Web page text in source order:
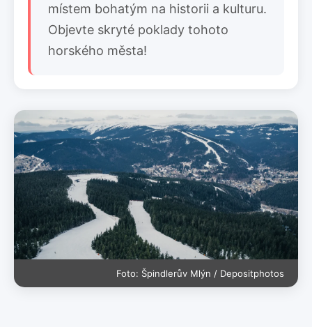
místem bohatým na historii a kulturu.
Objevte skryté poklady tohoto
horského města!
Foto: Špindlerův Mlýn / Depositphotos